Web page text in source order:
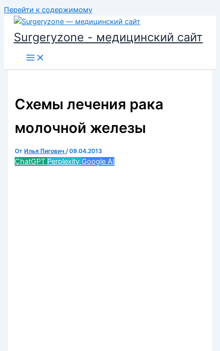
Перейти к содержимому
Surgeryzone - медицинский сайт
Схемы лечения рака
молочной железы
От Илья Пигович/09.04.2013
ChatGPT Perplexity Google AI